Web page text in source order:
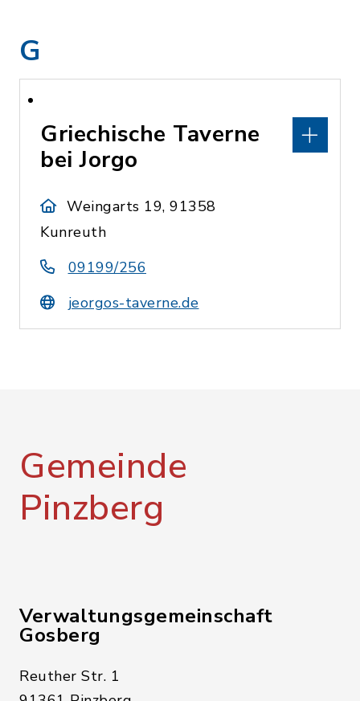
G
Griechische Taverne
bei Jorgo
Weingarts 19, 91358
Kunreuth
09199/256
jeorgos-taverne.de
Gemeinde
Pinzberg
Verwaltungsgemeinschaft
Gosberg
Reuther Str. 1